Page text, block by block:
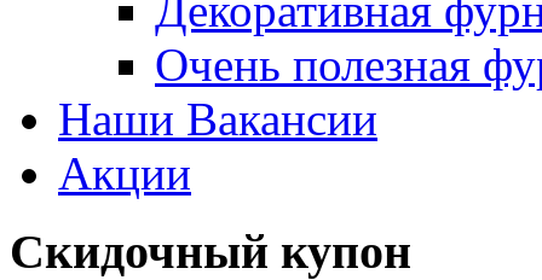
Очень полезная
Наши Вакансии
Акции
Скидочный купон